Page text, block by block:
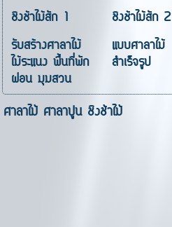
ชิงช้าไม้สัก 1
ชิงช้าไม้สัก 2
รับสร้างศาลาไม้
ไม้ระแนง พื้นที่พัก
ผ่อน มุมสวน
แบบศาลาไม้
สำเร็จรูป
ศาลาไม้ ศาลาปูน ชิงช้าไม้